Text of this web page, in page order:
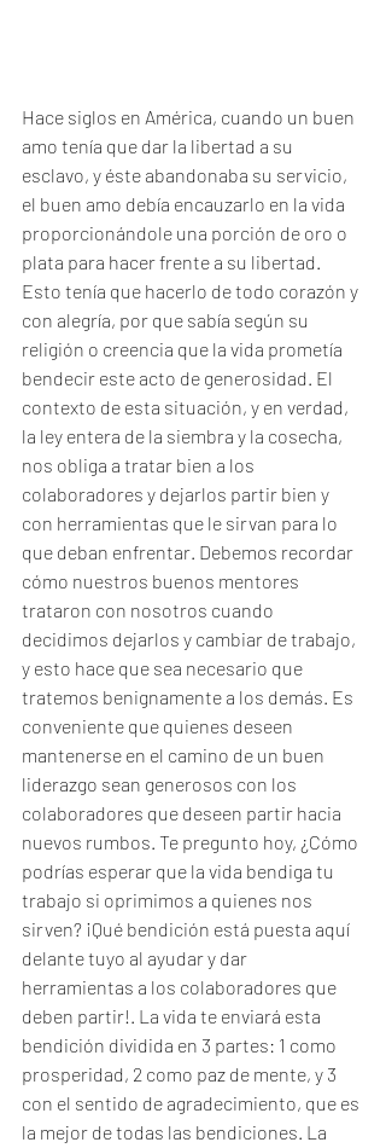
Hace siglos en América, cuando un buen
amo tenía que dar la libertad a su
esclavo, y éste abandonaba su servicio,
el buen amo debía encauzarlo en la vida
proporcionándole una porción de oro o
plata para hacer frente a su libertad.
Esto tenía que hacerlo de todo corazón y
con alegría, por que sabía según su
religión o creencia que la vida prometía
bendecir este acto de generosidad. El
contexto de esta situación, y en verdad,
la ley entera de la siembra y la cosecha,
nos obliga a tratar bien a los
colaboradores y dejarlos partir bien y
con herramientas que le sirvan para lo
que deban enfrentar. Debemos recordar
cómo nuestros buenos mentores
trataron con nosotros cuando
decidimos dejarlos y cambiar de trabajo,
y esto hace que sea necesario que
tratemos benignamente a los demás. Es
conveniente que quienes deseen
mantenerse en el camino de un buen
liderazgo sean generosos con los
colaboradores que deseen partir hacia
nuevos rumbos. Te pregunto hoy, ¿Cómo
podrías esperar que la vida bendiga tu
trabajo si oprimimos a quienes nos
sirven? ¡Qué bendición está puesta aquí
delante tuyo al ayudar y dar
herramientas a los colaboradores que
deben partir!. La vida te enviará esta
bendición dividida en 3 partes: 1 como
prosperidad, 2 como paz de mente, y 3
con el sentido de agradecimiento, que es
la mejor de todas las bendiciones. La